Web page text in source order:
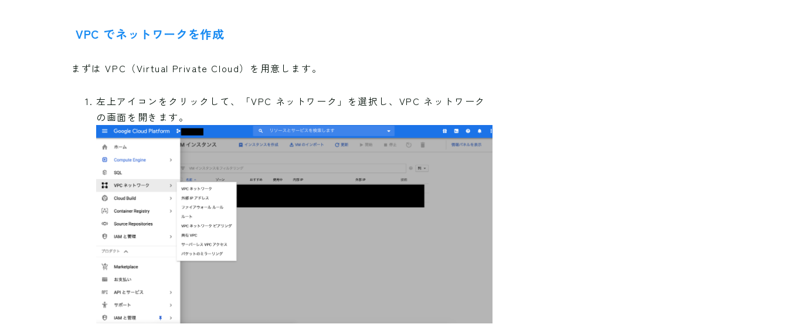
VPC でネットワークを作成
まずは VPC（Virtual Private Cloud）を用意します。
左上アイコンをクリックして、「VPC ネットワーク」を選択し、VPC ネットワーク
の画面を開きます。